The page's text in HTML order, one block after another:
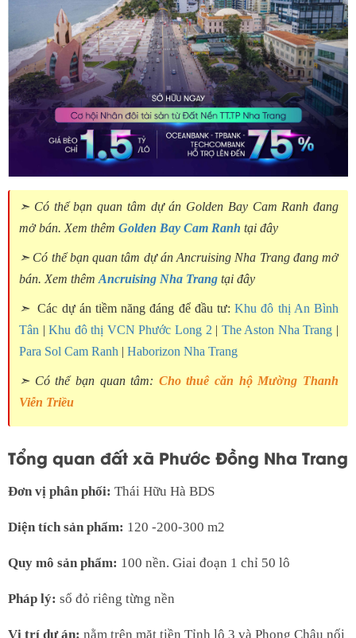
➣ Có thể bạn quan tâm dự án Golden Bay Cam Ranh đang
mở bán. Xem thêm Golden Bay Cam Ranh tại đây
➣ Có thể bạn quan tâm dự án Ancruising Nha Trang đang mở
bán. Xem thêm Ancruising Nha Trang tại đây
➣ Các dự án tiềm năng đáng để đầu tư:Khu đô thị An Bình
Tân |Khu đô thị VCN Phước Long 2 | The Aston Nha Trang |
Para Sol Cam Ranh | Haborizon Nha Trang
➣ Có thể bạn quan tâm: Cho thuê căn hộ Mường Thanh
Viễn Triều
Tổng quan đất xã Phước Đồng Nha Trang
Đơn vị phân phối: Thái Hữu Hà BDS
Diện tích sản phẩm: 120 -200-300 m2
Quy mô sản phẩm: 100 nền. Giai đoạn 1 chỉ 50 lô
Pháp lý: sổ đỏ riêng từng nền
Vị trí dự án: nằm trên mặt tiền Tỉnh lộ 3 và Phong Châu nối